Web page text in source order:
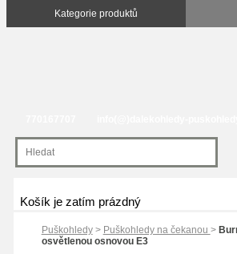
Košík je zatím prázdný
Puškohledy > Puškohledy na čekanou >
osvětlenou osnovou E3